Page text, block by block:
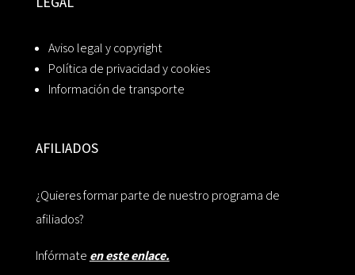
Aviso legal y copyright
Política de privacidad y cookies
Información de transporte
AFILIADOS
¿Quieres formar parte de nuestro programa de
afiliados?
Infórmate en este enlace.